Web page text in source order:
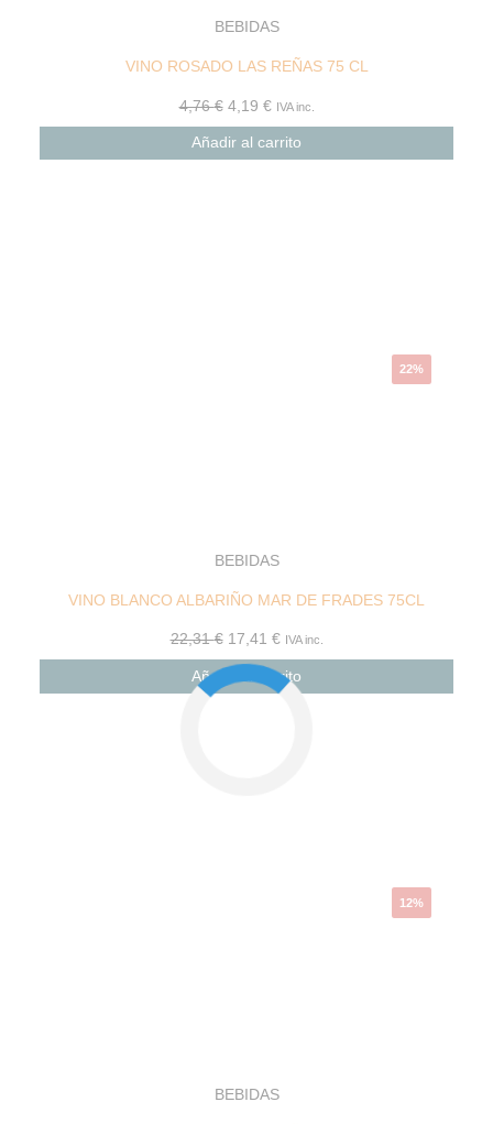
BEBIDAS
VINO ROSADO LAS REÑAS 75 CL
4,76€ 4,19 € IVA inc.
Añadir al carrito
22%
BEBIDAS
VINO BLANCO ALBARIÑO MAR DE FRADES 75CL
22,31€ 17,41 € IVA inc.
Añadir al carrito
12%
BEBIDAS